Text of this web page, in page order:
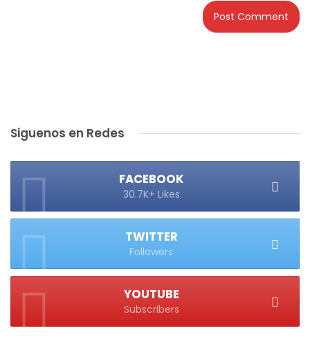
Siguenos en Redes
FACEBOOK
30.7K+ Likes
TWITTER
Followers
YOUTUBE
Subscribers